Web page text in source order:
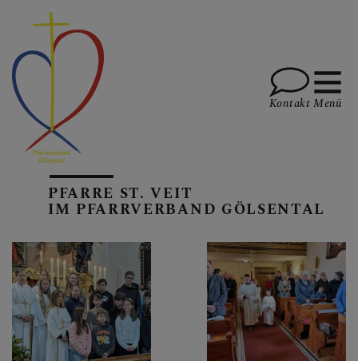
AKTUELLES
GOTTESDIENSTE
PFARRE ST. VEIT
IM PFARRVERBAND GÖLSENTAL
Kontakt Menü